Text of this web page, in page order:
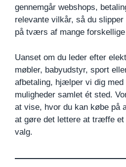
gennemgår webshops,
relevante vilkår, så du
på tværs af mange
Uanset om du leder efter
møbler, babyudstyr, sport
afbetaling, hjælper vi dig med
muligheder samlet ét sted.
at vise, hvor du kan købe på
at gøre det lettere at træffe
valg.